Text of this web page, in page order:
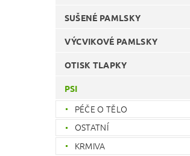
SUŠENÉ PAMLSKY
VÝCVIKOVÉ PAMLSKY
OTISK TLAPKY
PSI
PÉČE O TĚLO
OSTATNÍ
KRMIVA